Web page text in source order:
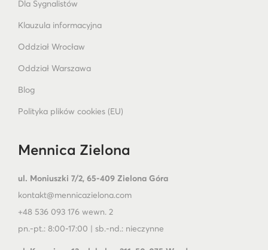
Dla Sygnalistów
Klauzula informacyjna
Oddział Wrocław
Oddział Warszawa
Blog
Polityka plików cookies (EU)
Mennica Zielona
ul. Moniuszki 7/2, 65-409 Zielona Góra
kontakt@mennicazielona.com
+48 536 093 176 wewn. 2
pn.-pt.: 8:00-17:00 | sb.-nd.: nieczynne